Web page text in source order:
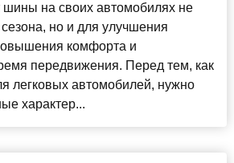
на своих автомобилях не
но и для улучшения
комфорта и
передвижения. Перед тем, как
легковых автомобилей, нужно
характер...